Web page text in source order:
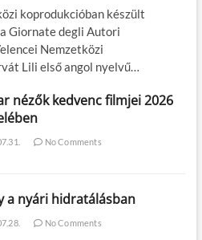
koprodukcióban készült
Giornate degli Autori
Nemzetközi
Lili első angol nyelvű…
nézők kedvenc filmjei 2026
No Comments
a nyári hidratálásban
No Comments